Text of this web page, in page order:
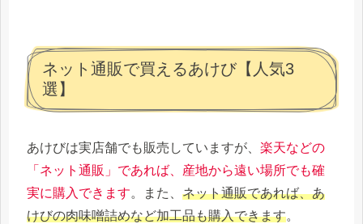
ネット通販で買えるあけび【人気3
選】
あけびは実店舗でも販売していますが、 楽天などの
「ネット通販」であれば、産地から遠い場所でも確
実に購入できます。また、 ネット通販であれば、あ
けびの肉味噌詰めなど加工品も購入できます。